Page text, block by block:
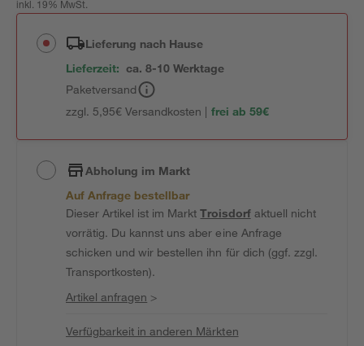
inkl. 19% MwSt.
Lieferung nach Hause
Lieferzeit: ca. 8-10 Werktage
Paketversand
zzgl. 5,95€ Versandkosten | frei ab 59€
Abholung im Markt
Auf Anfrage bestellbar
Dieser Artikel ist im MarktTroisdorfaktuell nicht
vorrätig. Du kannst uns aber eine Anfrage
schicken und wir bestellen ihn für dich (ggf. zzgl.
Transportkosten).
Artikel anfragen >
Verfügbarkeit in anderen Märkten